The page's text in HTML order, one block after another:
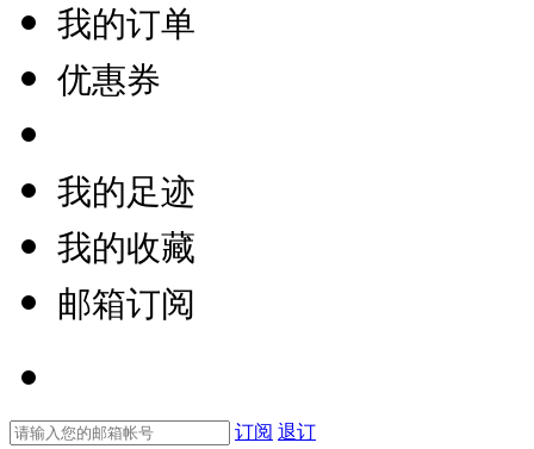
我的订单
优惠券
我的足迹
我的收藏
邮箱订阅
订阅 退订